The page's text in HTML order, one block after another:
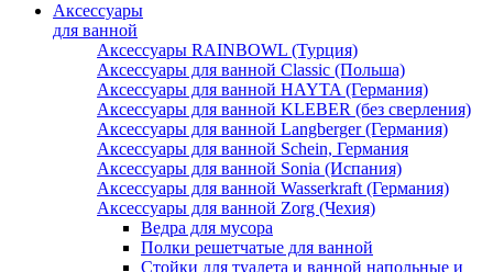
Аксессуары
для ванной
Аксессуары RAINBOWL (Турция)
Аксессуары для ванной Classic (Польша)
Аксессуары для ванной HAYTA (Германия)
Аксессуары для ванной KLEBER (без сверления)
Аксессуары для ванной Langberger (Германия)
Аксессуары для ванной Schein, Германия
Аксессуары для ванной Sonia (Испания)
Аксессуары для ванной Wasserkraft (Германия)
Аксессуары для ванной Zorg (Чехия)
Ведра для мусора
Полки решетчатые для ванной
Стойки для туалета и ванной напольные и